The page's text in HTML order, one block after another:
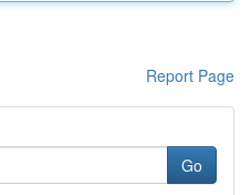
Report Page
Go